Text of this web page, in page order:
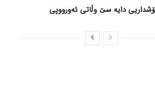
دایە سێ وڵاتی ئەورووپی